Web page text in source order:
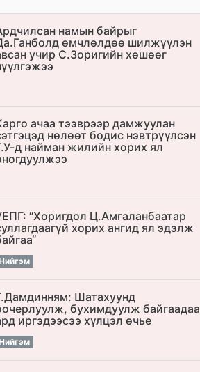
намын байрыг
өмчлөлдөө шилжүүлэн
учир С.Зоригийн хөшөөг
ачаа тээврээр дамжуулан
нөлөөт бодис нэвтрүүлсэн
д найман жилийн хорих ял
“Хоригдол Ц.Амгаланбаатар
хорих ангид ял эдэлж
Шатахуунд
бухимдуулж байгаадаа
иргэдээсээ хүлцэл өчье